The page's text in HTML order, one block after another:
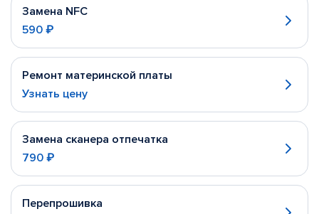
Замена NFC
590 ₽
Ремонт материнской платы
Узнать цену
Замена сканера отпечатка
790 ₽
Перепрошивка